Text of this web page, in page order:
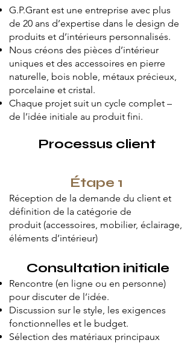
G.P.Grant est une entreprise avec plus
de 20 ans d’expertise dans le design de
produits et d’intérieurs personnalisés.
Nous créons des pièces d’intérieur
uniques et des accessoires en pierre
naturelle, bois noble, métaux précieux,
porcelaine et cristal.
Chaque projet suit un cycle complet –
de l’idée initiale au produit fini.
Processus client
Étape 1
Réception de la demande du client et
définition de la catégorie de
produit (accessoires, mobilier, éclairage,
éléments d’intérieur)
Consultation initiale
Rencontre (en ligne ou en personne)
pour discuter de l’idée.
Discussion sur le style, les exigences
fonctionnelles et le budget.
Sélection des matériaux principaux